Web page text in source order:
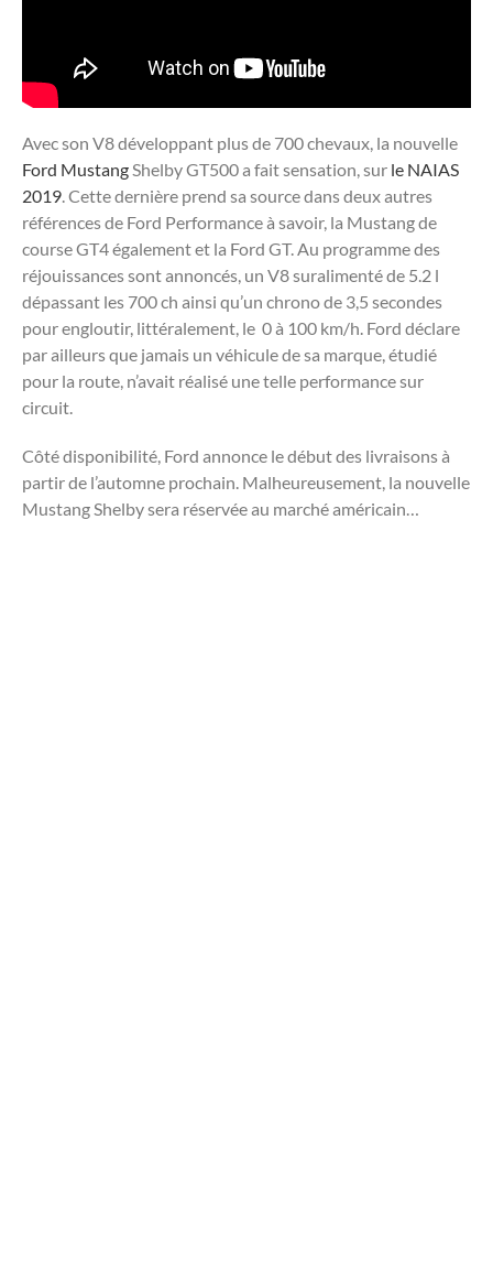
Avec son V8 développant plus de 700 chevaux, la nouvelle
Ford MustangShelby GT500 a fait sensation, sur le NAIAS
2019. Cette dernière prend sa source dans deux autres
références de Ford Performance à savoir, la Mustang de
course GT4 également et la Ford GT. Au programme des
réjouissances sont annoncés, un V8 suralimenté de 5.2 l
dépassant les 700 ch ainsi qu’un chrono de 3,5 secondes
pour engloutir, littéralement, le 0 à 100 km/h. Ford déclare
par ailleurs que jamais un véhicule de sa marque, étudié
pour la route, n’avait réalisé une telle performance sur
circuit.
Côté disponibilité, Ford annonce le début des livraisons à
partir de l’automne prochain. Malheureusement, la nouvelle
Mustang Shelby sera réservée au marché américain…